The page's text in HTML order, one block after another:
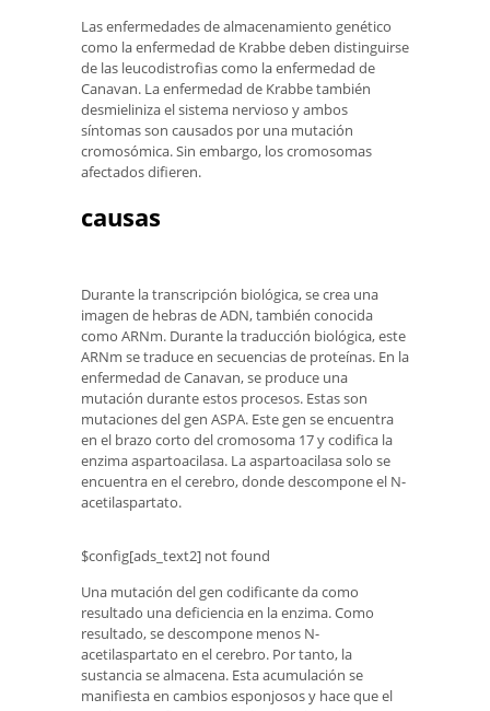
Las enfermedades de almacenamiento genético
como la enfermedad de Krabbe deben distinguirse
de las leucodistrofias como la enfermedad de
Canavan. La enfermedad de Krabbe también
desmieliniza el sistema nervioso y ambos
síntomas son causados ​​por una mutación
cromosómica. Sin embargo, los cromosomas
afectados difieren.
causas
Durante la transcripción biológica, se crea una
imagen de hebras de ADN, también conocida
como ARNm. Durante la traducción biológica, este
ARNm se traduce en secuencias de proteínas. En la
enfermedad de Canavan, se produce una
mutación durante estos procesos. Estas son
mutaciones del gen ASPA. Este gen se encuentra
en el brazo corto del cromosoma 17 y codifica la
enzima aspartoacilasa. La aspartoacilasa solo se
encuentra en el cerebro, donde descompone el N-
acetilaspartato.
$config[ads_text2] not found
Una mutación del gen codificante da como
resultado una deficiencia en la enzima. Como
resultado, se descompone menos N-
acetilaspartato en el cerebro. Por tanto, la
sustancia se almacena. Esta acumulación se
manifiesta en cambios esponjosos y hace que el